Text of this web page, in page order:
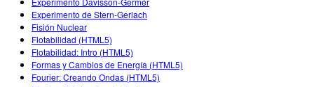
Experimento de Stern-Gerlach
Fisión Nuclear
Flotabilidad (HTML5)
Flotabilidad: Intro (HTML5)
Formas y Cambios de Energía (HTML5)
Fourier: Creando Ondas (HTML5)